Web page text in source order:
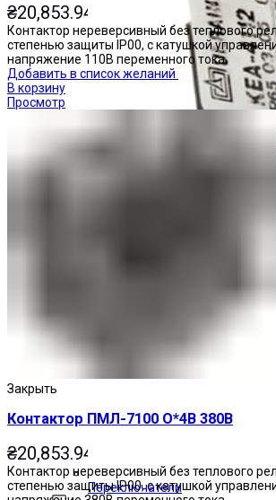
Переключатели
₴20,853.94
Контактор нереверсивный без теплового
степенью защиты IP00, с катушкой
напряжение 110В переменного тока.
Добавить в список желаний
В корзину
Просмотр
Закрыть
Контактор ПМЛ-7100 О*4В 380В
₴20,853.94
Контактор нереверсивный без теплового
степенью защиты IP00, с катушкой